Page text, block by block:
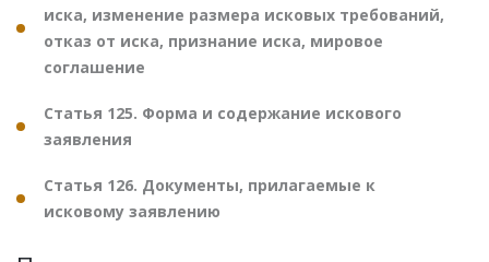
иска, изменение размера исковых требований,
отказ от иска, признание иска, мировое
соглашение
Статья 125. Форма и содержание искового
заявления
Статья 126. Документы, прилагаемые к
исковому заявлению